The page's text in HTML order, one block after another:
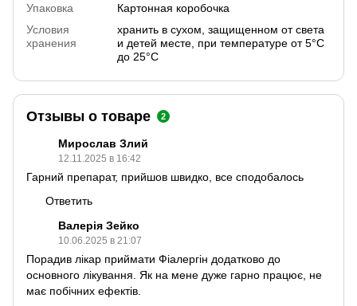
Упаковка
Картонная коробочка
Условия
хранения
хранить в сухом, защищенном от света
и детей месте, при температуре от 5°С
до 25°С
Отзывы о товаре 2
Мирослав Злий
12.11.2025 в 16:42
Гарний препарат, прийшов швидко, все сподобалось
Ответить
Валерія Зейко
10.06.2025 в 21:07
Порадив лікар приймати Фіалергін додатково до
основного лікування. Як на мене дуже гарно працює, не
має побічних ефектів.